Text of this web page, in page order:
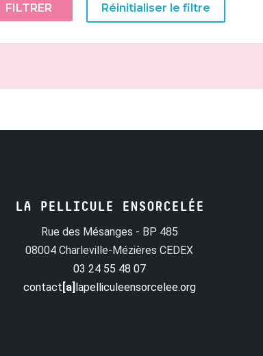
FILTRER Réinitialiser le filtre
LA PELLICULE ENSORCELÉE
Rue des Mésanges - BP 485
08004 Charleville-Mézières CEDEX
03 24 55 48 07
contact [a] lapelliculeensorcelee.org